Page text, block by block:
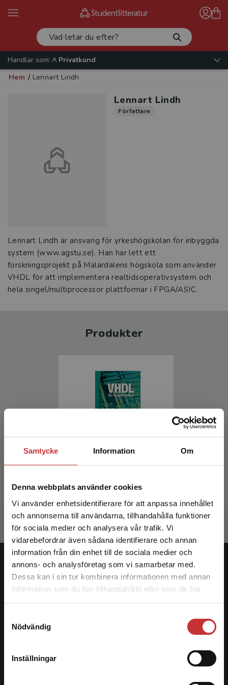
Samtycke Information Om
Denna webbplats använder cookies
Vi använder enhetsidentifierare för att anpassa innehållet
och annonserna till användarna, tillhandahålla funktioner
för sociala medier och analysera vår trafik. Vi
vidarebefordrar även sådana identifierare och annan
information från din enhet till de sociala medier och
annons- och analysföretag som vi samarbetar med.
Dessa kan i sin tur kombinera informationen med annan
information som du har tillhandahållit eller som de har
Nödvändig
Inställningar
Begränsad fraktregion
Det verkar som att du besöker
studentlitteratur.se via en enhet utanför Sverige.
Vi erbjuder inte leveranser utanför Sverige. För
att kunna slutföra ett köp måste
Handlar som:
Privatkund
Hem / Lennart Lindh
Lennart Lindh
Författare
Lennart Lindh är ansvarig för yrkeshögskolan för inbyggda
system (www.agstu.se). Han har lett ett
forskningsprojekt på Mälardalens högskola som använder
VHDL för att implementera realtidsoperativsystem och
hela singel/multiprocessor plattformar i FPGA/ASIC.
Produkter
VHDL för konstruktion
Exkl. moms: 497 kr
Studentlitteratur
Studentlitteratur grundades 1963 och är idag Sveriges
ledande utbildningsförlag. Med läromedel, kurslitteratur,
informationstjänster i utbudet, finns Studentlitteratur med